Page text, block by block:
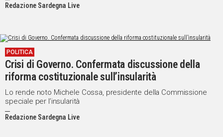
Redazione Sardegna Live
POLITICA
Crisi di Governo. Confermata discussione della
riforma costituzionale sull’insularità
Lo rende noto Michele Cossa, presidente della Commissione
speciale per l’insularità
Redazione Sardegna Live